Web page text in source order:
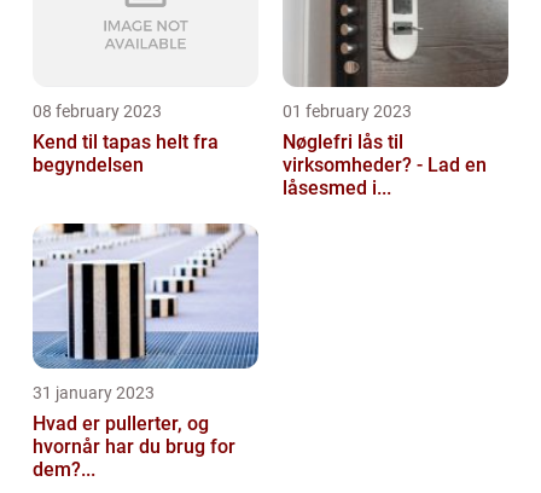
08 february 2023
Kend til tapas helt fra
begyndelsen
01 february 2023
Nøglefri lås til
virksomheder? - Lad en
låsesmed i...
31 january 2023
Hvad er pullerter, og
hvornår har du brug for
dem?...